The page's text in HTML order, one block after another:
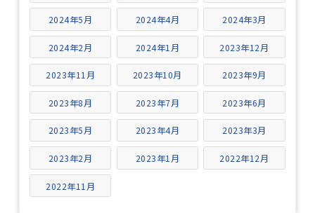
2024年5月 2024年4月 2024年3月
2024年2月 2024年1月 2023年12月
2023年11月 2023年10月 2023年9月
2023年8月 2023年7月 2023年6月
2023年5月 2023年4月 2023年3月
2023年2月 2023年1月 2022年12月
2022年11月